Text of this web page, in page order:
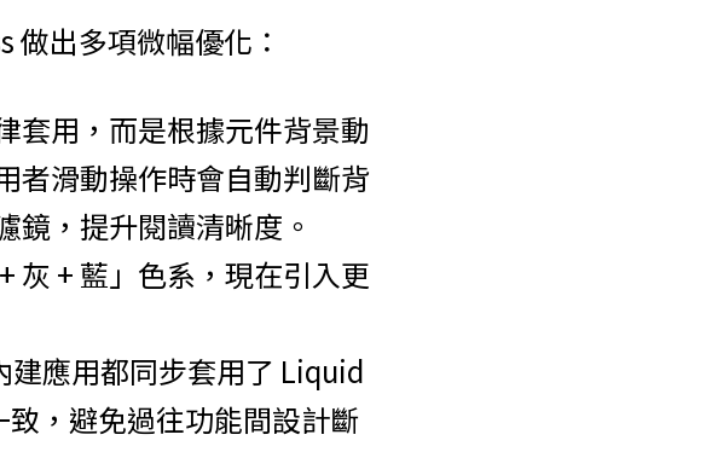
做出多項微幅優化：
套用，而是根據元件背景動
者滑動操作時會自動判斷背
鏡，提升閱讀清晰度。
灰 + 藍」色系，現在引入更
建應用都同步套用了 Liquid
，避免過往功能間設計斷